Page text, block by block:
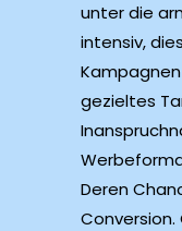
unter die
intensiv,
gezieltes
Deren
Conversion.